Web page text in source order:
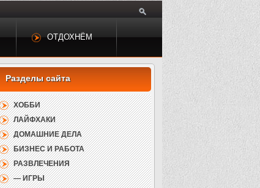
ОТДОХНЁМ
ХОББИ
ЛАЙФХАКИ
ДОМАШНИЕ ДЕЛА
БИЗНЕС И РАБОТА
РАЗВЛЕЧЕНИЯ
— ИГРЫ